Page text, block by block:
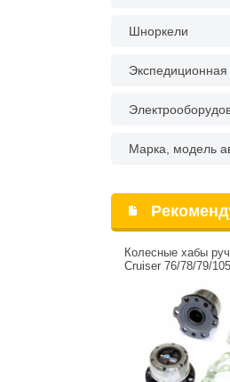
Шноркели
Экспедиционная
Марка, модель
Колесные хабы
Cruiser 76/78/79/105